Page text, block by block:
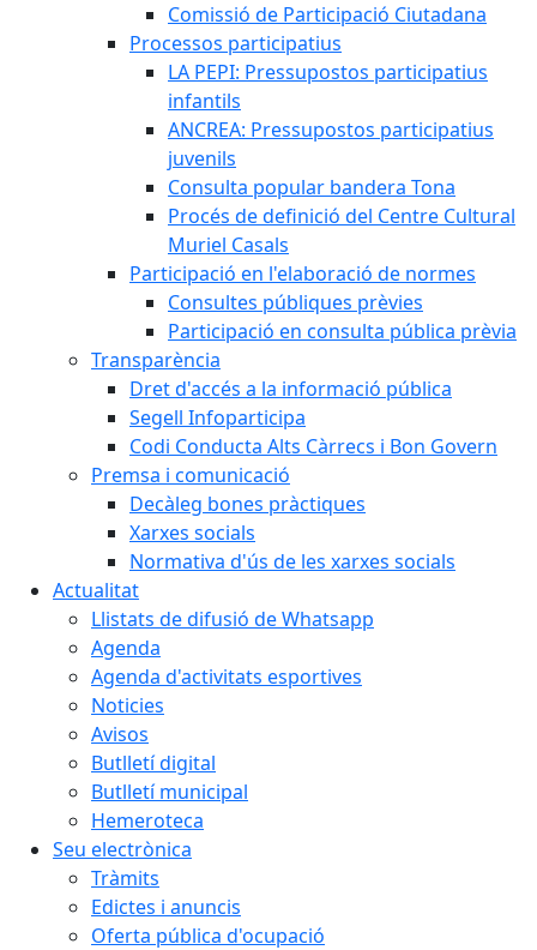
Comissió de Participació Ciutadana
Processos participatius
LA PEPI: Pressupostos participatius
infantils
ANCREA: Pressupostos participatius
juvenils
Consulta popular bandera Tona
Procés de definició del Centre Cultural
Muriel Casals
Participació en l'elaboració de normes
Consultes públiques prèvies
Participació en consulta pública prèvia
Transparència
Dret d'accés a la informació pública
Segell Infoparticipa
Codi Conducta Alts Càrrecs i Bon Govern
Premsa i comunicació
Decàleg bones pràctiques
Xarxes socials
Normativa d'ús de les xarxes socials
Actualitat
Llistats de difusió de Whatsapp
Agenda
Agenda d'activitats esportives
Noticies
Avisos
Butlletí digital
Butlletí municipal
Hemeroteca
Seu electrònica
Tràmits
Edictes i anuncis
Oferta pública d'ocupació